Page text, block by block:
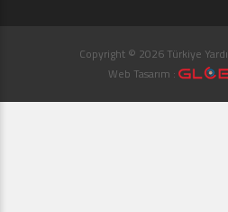
Copyright © 2026 Türkiye
Web Tasarım :